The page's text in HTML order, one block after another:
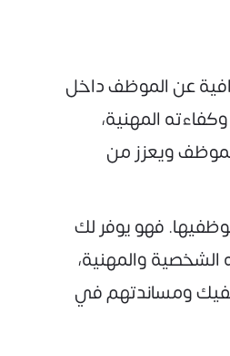
عن الموظف داخل
المهنية،
ويعزز من
فهو يوفر لك
والمهنية،
ومساندتهم في